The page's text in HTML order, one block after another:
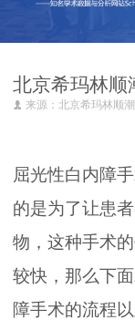
北京希玛林顺
来源：北京希玛林顺
屈光性白内障
的是为了让患
物，这种手术
较快，那么下
障手术的流程